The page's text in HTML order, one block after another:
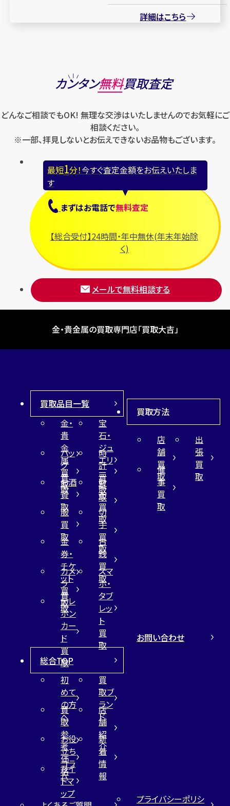
詳細はこちら
カンタン無料買取査定
どんなご相談でもOK! 無理な交渉はいたしませんのでお気軽にご
相談ください。
※一部、拝見しないとお伝えできないお品物もございます。
最短1分！今すぐ査定金額をお伝えいたしま
す
まずはお電話で無料査定
【総合受付】24時間・年中無休(年末年始除
く)
メールで無料相談する
金・貴金属の買取専門店「買取大吉」
買取品目一覧
金・
貴
金
属
買
取
宝
石・
ジュ
エリ
ー
買
取
バッ
グ
買
取
時
計
買
取
お酒
買
取
財
布
買
取
服
買
取
切
手
買
取
金
券・
チケ
ット
買
取
古
銭
買
取
カメ
ラ
買
取
スマ
ホ・
タブ
レッ
ト
買
取
テレ
ホン
カー
ド
買
取
買取方法
店
舗
買
取
出
張
買
取
催
事
買
取
総合TOP
初
めて
の方
へ
買
取ブ
ラン
ド
買
取
参
考
価
格
店
舗
紹
介
お役
立ち
コラ
ム
新
着
情
報
サイ
トマ
ップ
お問い合わせ
プライバシーポリシ